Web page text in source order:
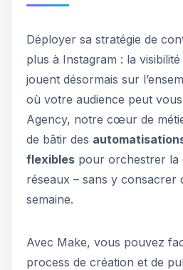
Déployer sa stratégie de
plus à Instagram : la visibilité
jouent désormais sur
où votre audience peut
Agency, notre cœur de
de bâtir des
flexibles pour orchestrer la
réseaux – sans y consacrer
semaine.
Avec Make, vous pouvez
process de création et de